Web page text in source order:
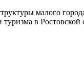
малого
в